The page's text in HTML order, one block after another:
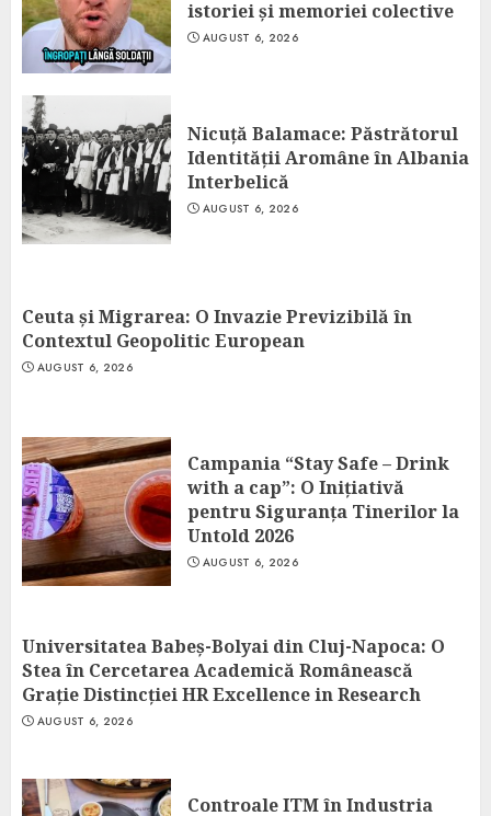
istoriei și memoriei colective
AUGUST 6, 2026
Nicuță Balamace: Păstrătorul
Identității Aromâne în Albania
Interbelică
AUGUST 6, 2026
Ceuta și Migrarea: O Invazie Previzibilă în
Contextul Geopolitic European
AUGUST 6, 2026
Campania “Stay Safe – Drink
with a cap”: O Inițiativă
pentru Siguranța Tinerilor la
Untold 2026
AUGUST 6, 2026
Universitatea Babeș-Bolyai din Cluj-Napoca: O
Stea în Cercetarea Academică Românească
Grație Distincției HR Excellence in Research
AUGUST 6, 2026
Controale ITM în Industria